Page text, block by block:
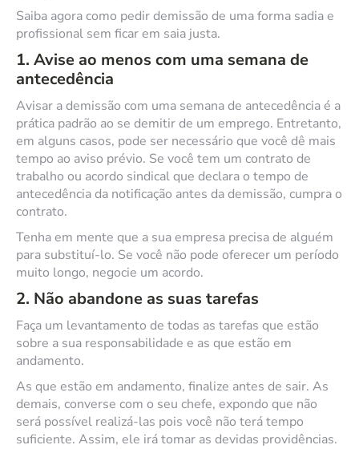
Saiba agora como pedir demissão de uma forma sadia e
profissional sem ficar em saia justa.
1. Avise ao menos com uma semana de
antecedência
Avisar a demissão com uma semana de antecedência é a
prática padrão ao se demitir de um emprego. Entretanto,
em alguns casos, pode ser necessário que você dê mais
tempo ao aviso prévio. Se você tem um contrato de
trabalho ou acordo sindical que declara o tempo de
antecedência da notificação antes da demissão, cumpra o
contrato.
Tenha em mente que a sua empresa precisa de alguém
para substituí-lo. Se você não pode oferecer um período
muito longo, negocie um acordo.
2. Não abandone as suas tarefas
Faça um levantamento de todas as tarefas que estão
sobre a sua responsabilidade e as que estão em
andamento.
As que estão em andamento, finalize antes de sair. As
demais, converse com o seu chefe, expondo que não
será possível realizá-las pois você não terá tempo
suficiente. Assim, ele irá tomar as devidas providências.